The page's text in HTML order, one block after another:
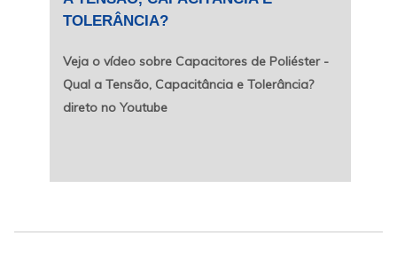
TOLERÂNCIA?
Veja o vídeo sobre Capacitores de Poliéster -
Qual a Tensão, Capacitância e Tolerância?
direto no Youtube